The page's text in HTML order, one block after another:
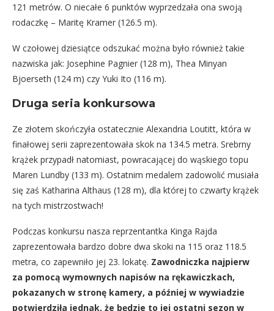
121 metrów. O niecałe 6 punktów wyprzedzała ona swoją
rodaczkę – Maritę Kramer (126.5 m).
W czołowej dziesiątce odszukać można było również takie
nazwiska jak: Josephine Pagnier (128 m), Thea Minyan
Bjoerseth (124 m) czy Yuki Ito (116 m).
Druga seria konkursowa
Ze złotem skończyła ostatecznie Alexandria Loutitt, która w
finałowej serii zaprezentowała skok na 134.5 metra. Srebrny
krążek przypadł natomiast, powracającej do wąskiego topu
Maren Lundby (133 m). Ostatnim medalem zadowolić musiała
się zaś Katharina Althaus (128 m), dla której to czwarty krążek
na tych mistrzostwach!
Podczas konkursu nasza reprzentantka Kinga Rajda
zaprezentowała bardzo dobre dwa skoki na 115 oraz 118.5
metra, co zapewniło jej 23. lokatę. Zawodniczka najpierw
za pomocą wymownych napisów na rękawiczkach,
pokazanych w stronę kamery, a później w wywiadzie
potwierdziła jednak, że będzie to jej ostatni sezon w